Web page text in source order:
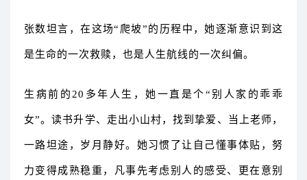
张数坦言，在这场“爬坡”的历程中，她逐渐意识到这
是生命的一次救赎，也是人生航线的一次纠偏。
生病前的20多年人生，她一直是个“别人家的乖乖
女”。读书升学、走出小山村，找到挚爱、当上老师，
一路坦途，岁月静好。她习惯了让自己懂事体贴，努
力变得成熟稳重，凡事先考虑别人的感受、更在意别